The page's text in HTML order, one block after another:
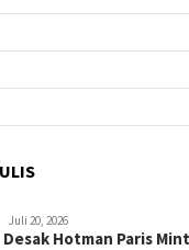
Juli 20, 2026
Desak Hotman Paris